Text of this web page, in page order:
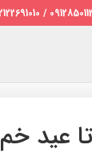
عید خم